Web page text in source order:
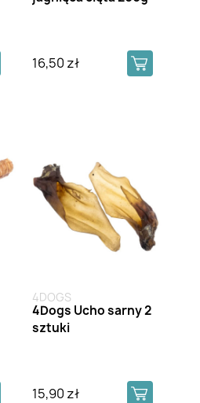
16,50 zł
4DOGS
4Dogs Ucho sarny 2
sztuki
15,90 zł